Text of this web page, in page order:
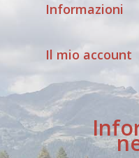
Informazioni
Il mio account